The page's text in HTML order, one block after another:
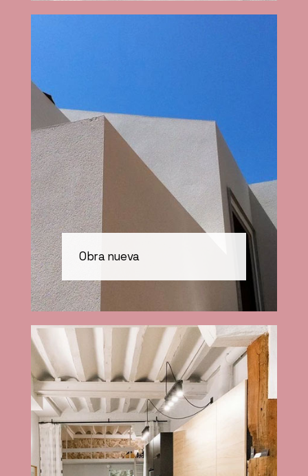
Obra nueva